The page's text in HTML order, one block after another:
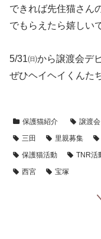
できれば先住猫さん
でもらえたら嬉しい
5/31㈰から譲渡会デ
ぜひヘイヘイくんた
保護猫紹介 譲渡会
三田
里親募集
保護猫活動
TNR活
西宮
宝塚